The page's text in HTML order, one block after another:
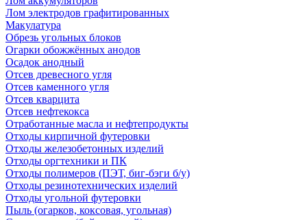
Лом электродов графитированных
Макулатура
Обрезь угольных блоков
Огарки обожжённых анодов
Осадок анодный
Отсев древесного угля
Отсев каменного угля
Отсев кварцита
Отсев нефтекокса
Отработанные масла и нефтепродукты
Отходы кирпичной футеровки
Отходы железобетонных изделий
Отходы оргтехники и ПК
Отходы полимеров (ПЭТ, биг-бэги б/у)
Отходы резинотехнических изделий
Отходы угольной футеровки
Пыль (огарков, коксовая, угольная)